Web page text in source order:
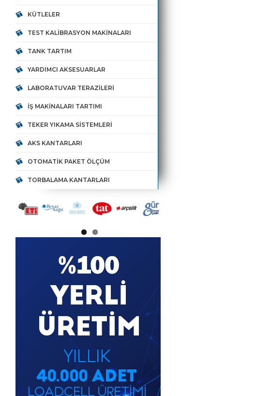
KÜTLELER
TEST KALIBRASYON MAKINALARI
TANK TARTIM
YARDIMCI AKSESUARLAR
LABORATUVAR TERAZILERI
İŞ MAKINALARI TARTIMI
TEKER YIKAMA SISTEMLERI
AKS KANTARLARI
OTOMATIK PAKET ÖLÇÜM
TORBALAMA KANTARLARI